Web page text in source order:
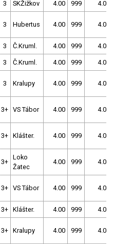
3 SKŽižkov 4.00 999 4.00
3 Hubertus 4.00 999 4.00
3 Č.Kruml. 4.00 999 4.00
3 Č.Kruml. 4.00 999 4.00
3 Kralupy 4.00 999 4.00
3+ VS Tábor 4.00 999 4.00
3+ Klášter. 4.00 999 4.00
3+
Loko
Žatec
4.00 999 4.00
3+ VS Tábor 4.00 999 4.00
3+ Klášter. 4.00 999 4.00
3+ Kralupy 4.00 999 4.00